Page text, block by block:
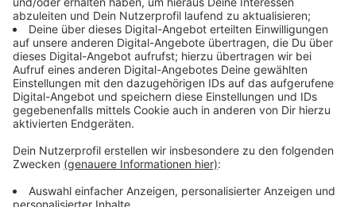
Deshalb sollten sich auch Eltern mit dem Thema
befassen, wenn sie das nicht schon getan haben. Am
5. Dezember um 19 Uhr 30 führen Wissenschaftler der
Westfälischen Hochschule in Bocholt in die Welt von
ChatGPT ein. Der kostenlose Vortrag hat den Titel "Zu
Risiken und Nebenwirkungen fragen Sie Ihren
ChatGPT-Assistenten". Er richtet sich an Eltern, Lehrer
statt. Vorkenntnisse über Künstliche Intelligenz sind
aber anmelden, heißt es von der Stadt Bocholt. Das